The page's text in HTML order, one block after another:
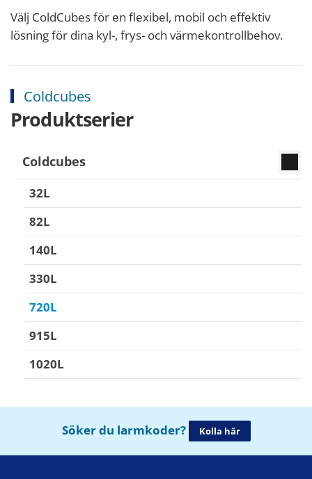
Välj ColdCubes för en flexibel, mobil och effektiv
lösning för dina kyl-, frys- och värmekontrollbehov.
Coldcubes
Produktserier
Coldcubes
32L
82L
140L
330L
720L
915L
1020L
Söker du larmkoder? Kolla här